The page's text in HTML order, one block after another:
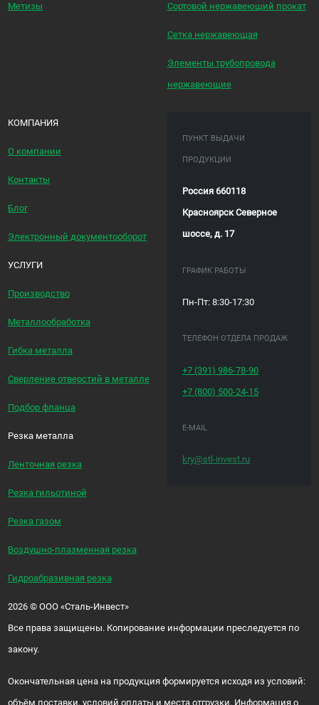
Метизы Сортовой нержавеющий прокат
Сетка нержавеющая
Элементы трубопровода
нержавеющие
КОМПАНИЯ
О компании
Контакты
Блог
Электронный документооборот
УСЛУГИ
Производство
Металлообработка
Гибка металла
Сверление отверстий в металле
Подбор фланца
Резка металла
Ленточная резка
Резка гильотиной
Резка газом
Воздушно-плазменная резка
Гидроабразивная резка
ПУНКТ ВЫДАЧИ
ПРОДУКЦИИ
Россия 660118
Красноярск Северное
шоссе, д. 17
ГРАФИК РАБОТЫ
Пн-Пт: 8:30-17:30
ТЕЛЕФОН ОТДЕЛА ПРОДАЖ
+7 (391)986-78-90
+7 (800) 500-24-15
E-MAIL
kry@stl-invest.ru
2026 ©ООО «Сталь-Инвест»
Все права защищены. Копирование информации преследуется по
закону.
Окончательная цена на продукция формируется исходя из условий:
объём поставки, условий оплаты и места отгрузки. Информация о